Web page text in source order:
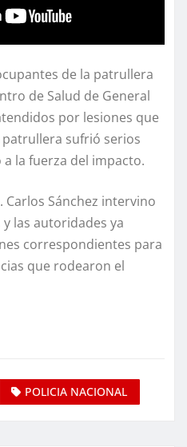
de la patrullera
de Salud de General
por lesiones que
sufrió serios
la fuerza del impacto.
Carlos Sánchez intervino
las autoridades ya
correspondientes para
que rodearon el
POLICIA NACIONAL